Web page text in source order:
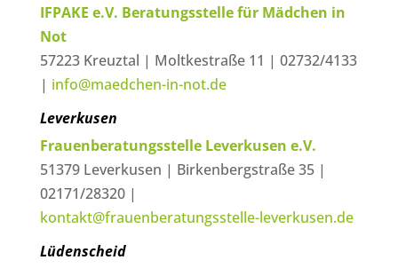
IFPAKE e.V. Beratungsstelle für Mädchen in
Not
57223 Kreuztal | Moltkestraße 11 | 02732/4133
| info@maedchen-in-not.de
Leverkusen
Frauenberatungsstelle Leverkusen e.V.
51379 Leverkusen | Birkenbergstraße 35 |
02171/28320 |
kontakt@frauenberatungsstelle-leverkusen.de
Lüdenscheid